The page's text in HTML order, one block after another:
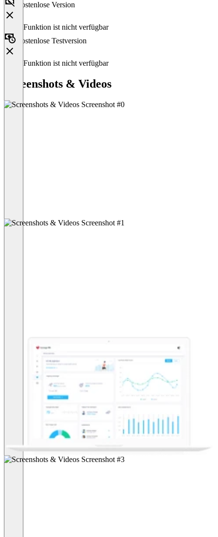
Kostenlose Version
Diese Funktion ist nicht verfügbar
Kostenlose Testversion
Diese Funktion ist nicht verfügbar
Screenshots & Videos